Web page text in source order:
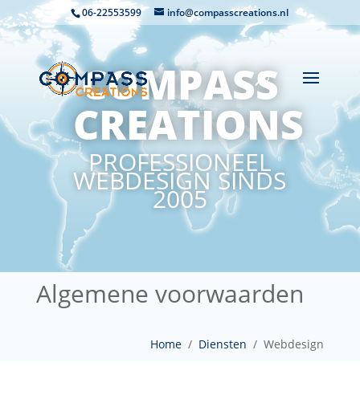
06-22553599 info@compasscreations.nl
COMPASS
CREATIONS
PROFESSIONEEL
WEBDESIGN SINDS
2005
Algemene voorwaarden
Home / Diensten / Webdesign